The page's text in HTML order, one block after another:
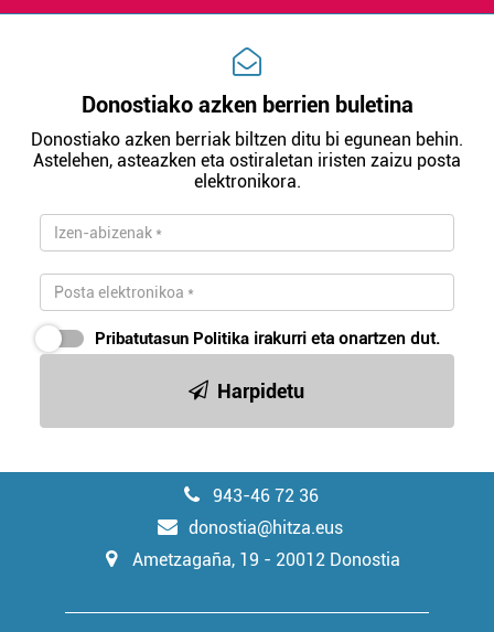
Donostiako azken berrien buletina
Donostiako azken berriak biltzen ditu bi egunean behin.
Astelehen, asteazken eta ostiraletan iristen zaizu posta
elektronikora.
Pribatutasun Politika irakurri eta onartzen dut.
Harpidetu
943-46 72 36
donostia@hitza.eus
Ametzagaña, 19 - 20012 Donostia